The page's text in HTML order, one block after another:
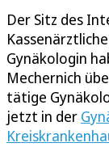
Der Sitz des
Gynäkologin
Mechernich
tätige
jetzt in der